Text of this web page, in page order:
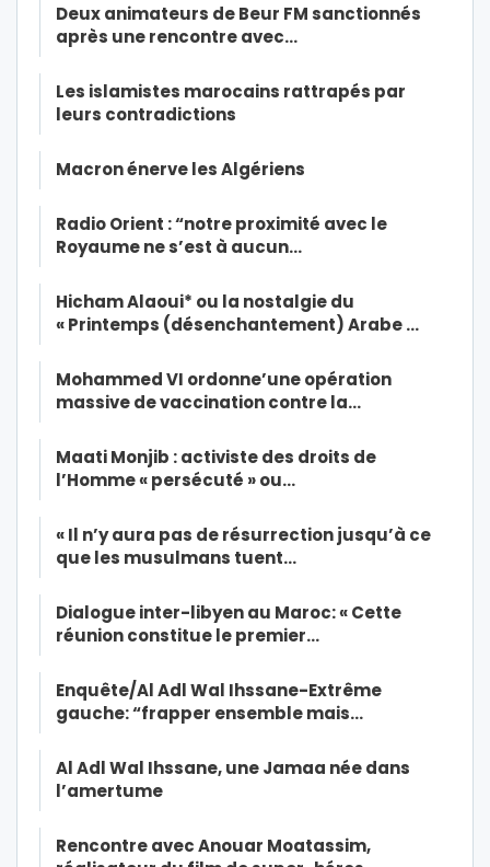
Deux animateurs de Beur FM sanctionnés
après une rencontre avec…
Les islamistes marocains rattrapés par
leurs contradictions
Macron énerve les Algériens
Radio Orient : “notre proximité avec le
Royaume ne s’est à aucun…
Hicham Alaoui* ou la nostalgie du
« Printemps (désenchantement) Arabe …
Mohammed VI ordonne’une opération
massive de vaccination contre la…
Maati Monjib : activiste des droits de
l’Homme « persécuté » ou…
« Il n’y aura pas de résurrection jusqu’à ce
que les musulmans tuent…
Dialogue inter-libyen au Maroc: « Cette
réunion constitue le premier…
Enquête/Al Adl Wal Ihssane-Extrême
gauche: “frapper ensemble mais…
Al Adl Wal Ihssane, une Jamaa née dans
l’amertume
Rencontre avec Anouar Moatassim,